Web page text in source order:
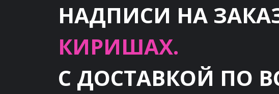
НАДПИСИ НА
КИРИШАХ.
С ДОСТАВКОЙ ПО